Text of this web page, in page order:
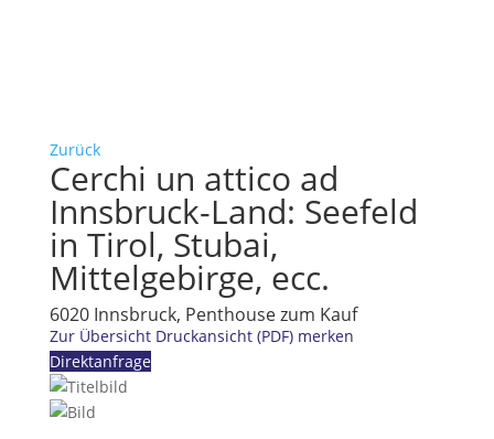
Zurück
Cerchi un attico ad
Innsbruck-Land: Seefeld
in Tirol, Stubai,
Mittelgebirge, ecc.
6020 Innsbruck, Penthouse zum Kauf
Zur Übersicht Druckansicht (PDF) merken
Direktanfrage